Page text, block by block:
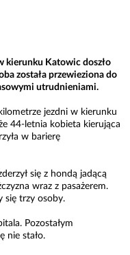
kierunku Katowic doszło
została przewieziona do
utrudnieniami.
jezdni w kierunku
44-letnia kobieta kierująca
w barierę
się z hondą jadącą
wraz z pasażerem.
się trzy osoby.
Pozostałym
nie stało.